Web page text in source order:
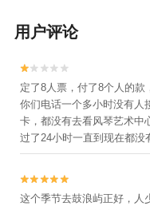
用户评论


定了8人票，付了8个人的
你们电话一个多小时没有人
卡，都没有去看风琴艺术中
过了24小时一直到现在都没


这个季节去鼓浪屿正好，人